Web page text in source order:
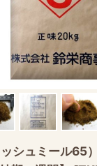
シュミール65